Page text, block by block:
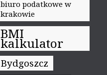
biuro podatkowe w
krakowie
BMI
kalkulator
Bydgoszcz